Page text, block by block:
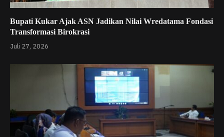
Bupati Kukar Ajak ASN Jadikan Nilai Wredatama Fondasi
Transformasi Birokrasi
Juli 27, 2026